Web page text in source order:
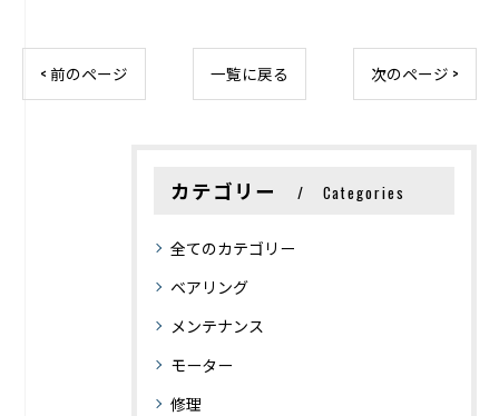
< 前のページ 一覧に戻る 次のページ >
カテゴリー Categories
全てのカテゴリー
ベアリング
メンテナンス
モーター
修理